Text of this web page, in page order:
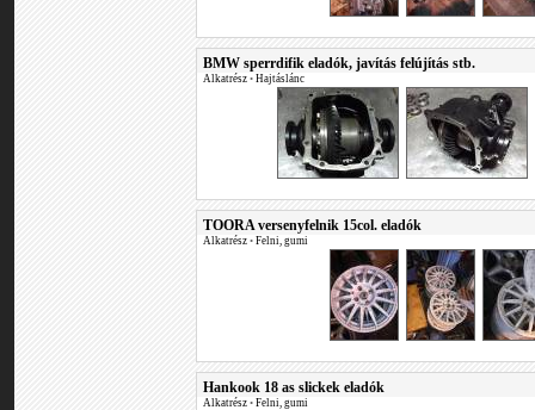
BMW sperrdifik eladók, javítás felújítás stb.
Alkatrész • Hajtáslánc
TOORA versenyfelnik 15col. eladók
Alkatrész • Felni, gumi
Hankook 18 as slickek eladók
Alkatrész • Felni, gumi